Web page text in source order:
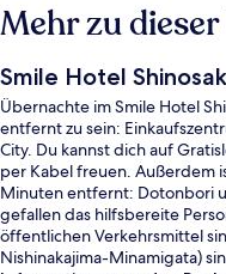
Mehr zu
Smile Hotel
Übernachte im Smile Hotel
entfernt zu sein:
City. Du kannst dich auf
per Kabel freuen. Außerdem
Minuten entfernt: Dotonbori
gefallen das hilfsbereite
öffentlichen Verkehrsmittel
Nishinakajima-Minamigata)